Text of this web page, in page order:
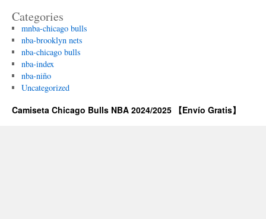
Categories
mnba-chicago bulls
nba-brooklyn nets
nba-chicago bulls
nba-index
nba-niño
Uncategorized
Camiseta Chicago Bulls NBA 2024/2025 【Envío Gratis】